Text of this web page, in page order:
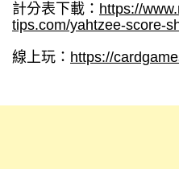
計分表下載： https://
tips.com/yahtzee-score-
線上玩： https://